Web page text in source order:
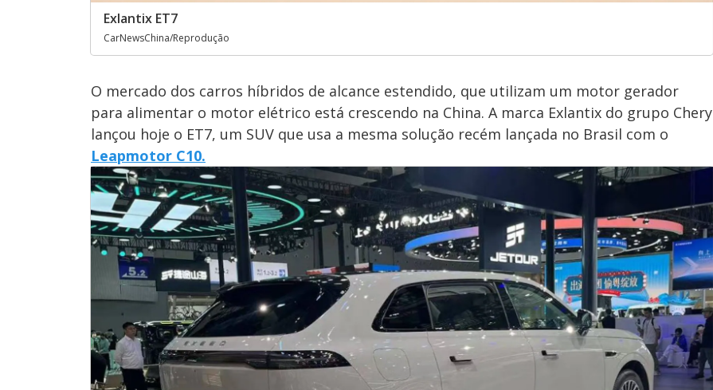
Exlantix ET7
CarNewsChina/Reprodução
O mercado dos carros híbridos de alcance estendido, que utilizam um motor gerador
para alimentar o motor elétrico está crescendo na China. A marca Exlantix do grupo Chery
lançou hoje o ET7, um SUV que usa a mesma solução recém lançada no Brasil com o
Leapmotor C10.